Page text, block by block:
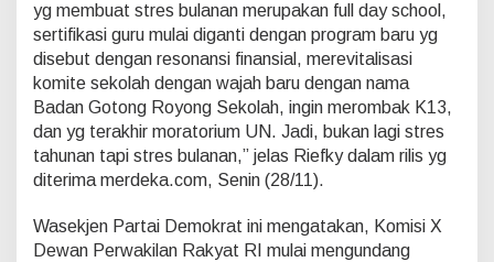
k
i
S
t
r
e
s
yg membuat stres bulanan merupakan full day school,
sertifikasi guru mulai diganti dengan program baru yg
disebut dengan resonansi finansial, merevitalisasi
komite sekolah dengan wajah baru dengan nama
Badan Gotong Royong Sekolah, ingin merombak K13,
dan yg terakhir moratorium UN. Jadi, bukan lagi stres
tahunan tapi stres bulanan,” jelas Riefky dalam rilis yg
diterima merdeka.com, Senin (28/11).
Wasekjen Partai Demokrat ini mengatakan, Komisi X
Dewan Perwakilan Rakyat RI mulai mengundang